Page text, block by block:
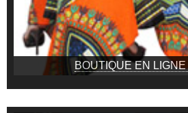
BOUTIQUE EN LIGNE